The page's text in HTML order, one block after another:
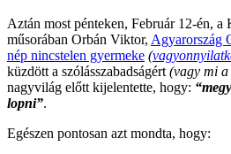
Aztán most pénteken, Február 12-én, a
műsorában Orbán Viktor, Agyarország
nép nincstelen gyermeke (
küzdött a szólásszabadságért (vagy mi a
nagyvilág előtt kijelentette, hogy:
lopni”.
Egészen pontosan azt mondta, hogy: